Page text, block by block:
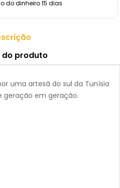
do dinheiro 15 dias
do produto
uma artesã do sul da Tunísia
geração em geração.